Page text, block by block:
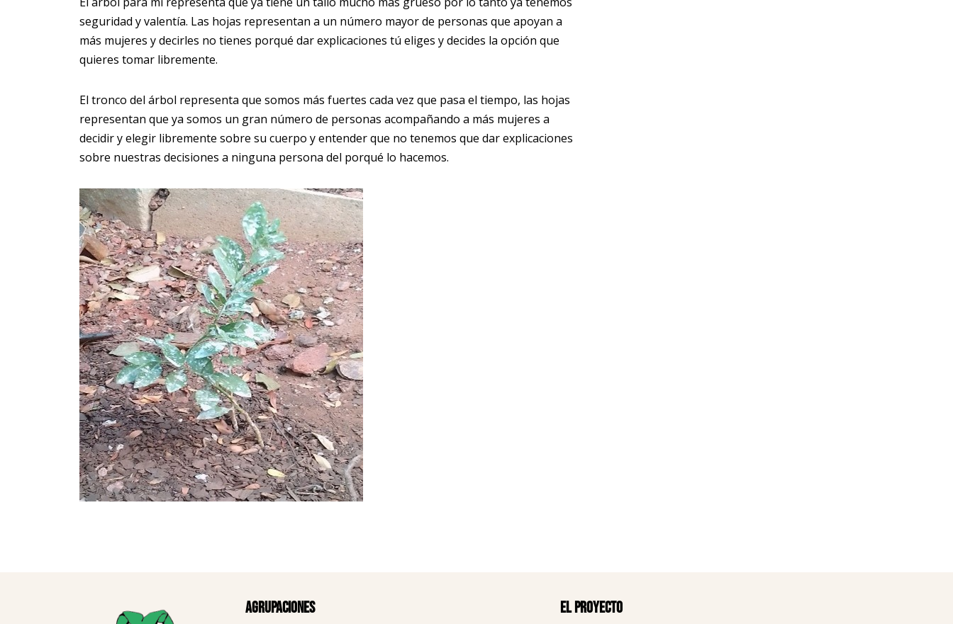
seguridad y valentía. Las hojas representan a un número mayor de personas que apoyan a
más mujeres y decirles no tienes porqué dar explicaciones tú eliges y decides la opción que
quieres tomar libremente.
El tronco del árbol representa que somos más fuertes cada vez que pasa el tiempo, las hojas
representan que ya somos un gran número de personas acompañando a más mujeres a
decidir y elegir libremente sobre su cuerpo y entender que no tenemos que dar explicaciones
sobre nuestras decisiones a ninguna persona del porqué lo hacemos.
Agrupaciones
El proyecto